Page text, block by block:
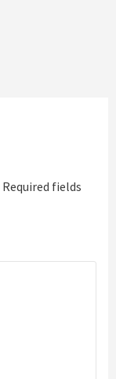
Required fields